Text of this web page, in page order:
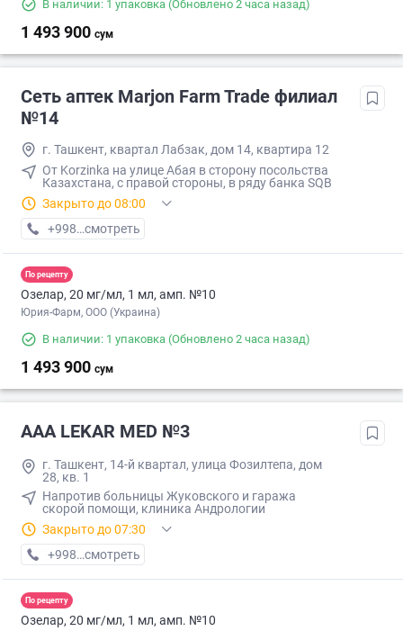
В наличии: 1 упаковка (Обновлено 2 часа назад)
1 493 900 сум
Сеть аптек Marjon Farm Trade филиал
№14
г. Ташкент, квартал Лабзак, дом 14, квартира 12
От Korzinka на улице Абая в сторону посольства
Казахстана, с правой стороны, в ряду банка SQB
Закрыто до 08:00
+998 (77) XXX-XX-XX
смотреть
По рецепту
Озелар, 20 мг/мл, 1 мл, амп. №10
Юрия-Фарм, ООО (Украина)
В наличии: 1 упаковка (Обновлено 2 часа назад)
1 493 900 сум
AAA LEKAR MED №3
г. Ташкент, 14-й квартал, улица Фозилтепа, дом
28, кв. 1
Напротив больницы Жуковского и гаража
скорой помощи, клиника Андрологии
Закрыто до 07:30
+998 (97) XXX-XX-XX
смотреть
По рецепту
Озелар, 20 мг/мл, 1 мл, амп. №10